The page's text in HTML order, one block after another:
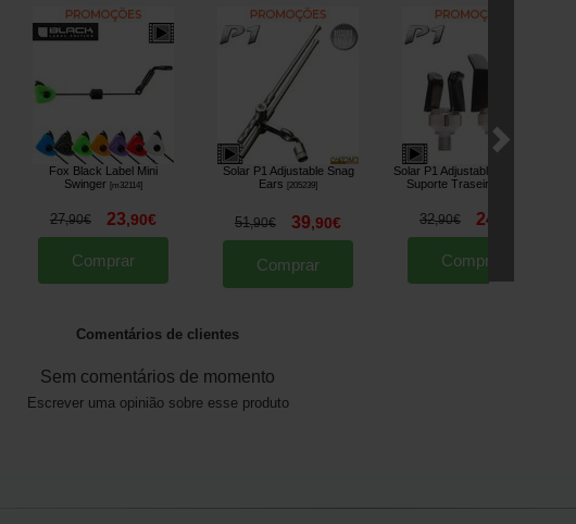
Fox Black Label Mini
Swinger [m32114]
27,90€ 23,90€
Comprar
Solar P1 Adjustable Snag
Ears
[205239]
51,90€ 39,90€
Comprar
Solar P1 Adjustable Back Rest
Suporte Traseiro
32,90€ 24
Comprar
Comentários de clientes
Sem comentários de momento
Escrever uma opinião sobre esse produto